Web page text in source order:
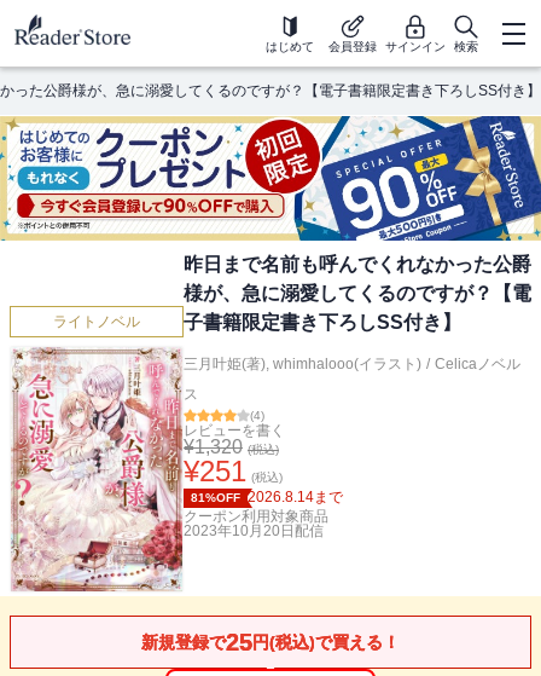
はじめて 会員登録 サインイン 検索
った公爵様が、急に溺愛してくるのですが？【電子書籍限定書き下ろしSS付き】
ライトノベル
昨日まで名前も呼んでくれなかった公爵
様が、急に溺愛してくるのですが？【電
子書籍限定書き下ろしSS付き】
三月叶姫(著), whimhalooo(イラスト) / Celicaノベル
ス
(4)
レビューを書く
¥1,320 (税込)
¥251 (税込)
81%OFF 2026.8.14まで
クーポン利用対象商品
2023年10月20日 配信
新規登録で25円(税込)で買える！